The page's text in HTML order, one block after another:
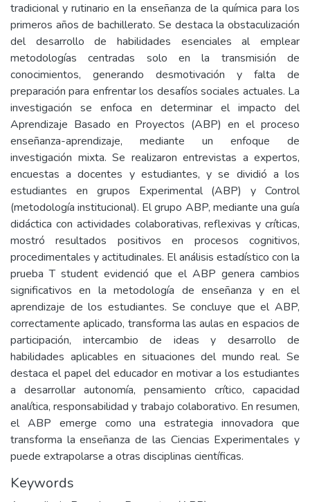
tradicional y rutinario en la enseñanza de la química para los
primeros años de bachillerato. Se destaca la obstaculización
del desarrollo de habilidades esenciales al emplear
metodologías centradas solo en la transmisión de
conocimientos, generando desmotivación y falta de
preparación para enfrentar los desafíos sociales actuales. La
investigación se enfoca en determinar el impacto del
Aprendizaje Basado en Proyectos (ABP) en el proceso
enseñanza-aprendizaje, mediante un enfoque de
investigación mixta. Se realizaron entrevistas a expertos,
encuestas a docentes y estudiantes, y se dividió a los
estudiantes en grupos Experimental (ABP) y Control
(metodología institucional). El grupo ABP, mediante una guía
didáctica con actividades colaborativas, reflexivas y críticas,
mostró resultados positivos en procesos cognitivos,
procedimentales y actitudinales. El análisis estadístico con la
prueba T student evidenció que el ABP genera cambios
significativos en la metodología de enseñanza y en el
aprendizaje de los estudiantes. Se concluye que el ABP,
correctamente aplicado, transforma las aulas en espacios de
participación, intercambio de ideas y desarrollo de
habilidades aplicables en situaciones del mundo real. Se
destaca el papel del educador en motivar a los estudiantes
a desarrollar autonomía, pensamiento crítico, capacidad
analítica, responsabilidad y trabajo colaborativo. En resumen,
el ABP emerge como una estrategia innovadora que
transforma la enseñanza de las Ciencias Experimentales y
puede extrapolarse a otras disciplinas científicas.
Keywords